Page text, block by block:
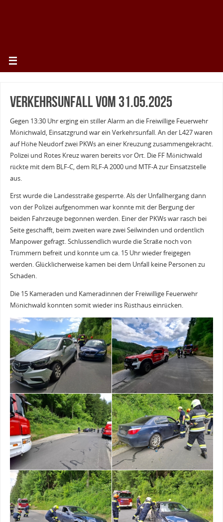
Verkehrsunfall vom 31.05.2025
Gegen 13:30 Uhr erging ein stiller Alarm an die Freiwillige Feuerwehr
Mönichwald, Einsatzgrund war ein Verkehrsunfall. An der L427 waren
auf Höhe Neudorf zwei PKWs an einer Kreuzung zusammengekracht.
Polizei und Rotes Kreuz waren bereits vor Ort. Die FF Mönichwald
rückte mit dem BLF-C, dem RLF-A 2000 und MTF-A zur Einsatzstelle
aus.
Erst wurde die Landesstraße gesperrte. Als der Unfallhergang dann
von der Polizei aufgenommen war konnte mit der Bergung der
beiden Fahrzeuge begonnen werden. Einer der PKWs war rasch bei
Seite geschafft, beim zweiten ware zwei Seilwinden und ordentlich
Manpower gefragt. Schlussendlich wurde die Straße noch von
Trümmern befreit und konnte um ca. 15 Uhr wieder freigegen
werden. Glücklicherweise kamen bei dem Unfall keine Personen zu
Schaden.
Die 15 Kameraden und Kameradinnen der Freiwillige Feuerwehr
Mönichwald konnten somit wieder ins Rüsthaus einrücken.